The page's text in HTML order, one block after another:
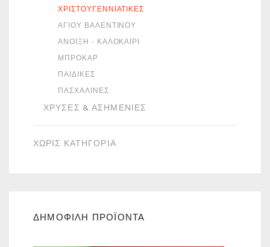
ΧΡΙΣΤΟΥΓΕΝΝΙΆΤΙΚΕΣ
ΑΓΊΟΥ ΒΑΛΕΝΤΊΝΟΥ
ΆΝΟΙΞΗ - ΚΑΛΟΚΑΊΡΙ
ΜΠΡΟΚΆΡ
ΠΑΙΔΙΚΈΣ
ΠΑΣΧΑΛΙΝΈΣ
ΧΡΥΣΈΣ & ΑΣΗΜΈΝΙΕΣ
ΧΩΡΙΣ ΚΑΤΗΓΟΡΙΑ
ΔΗΜΟΦΙΛΗ ΠΡΟΪΟΝΤΑ